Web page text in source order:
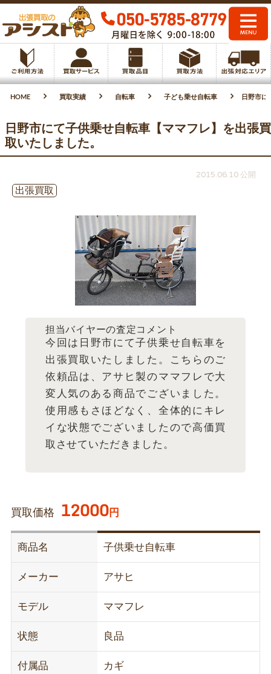
HOME 買取実績 自転車 子ども乗せ自転車 日野市に
日野市にて子供乗せ自転車【ママフレ】を出張買
取いたしました。
2015.06.10 公開
出張買取
担当バイヤーの査定コメント
今回は日野市にて子供乗せ自転車を
出張買取いたしました。こちらのご
依頼品は、アサヒ製のママフレで大
変人気のある商品でございました。
使用感もさほどなく、全体的にキレ
イな状態でございましたので高価買
取させていただきました。
買取価格 12000円
商品名 子供乗せ自転車
メーカー アサヒ
モデル ママフレ
状態 良品
付属品 カギ